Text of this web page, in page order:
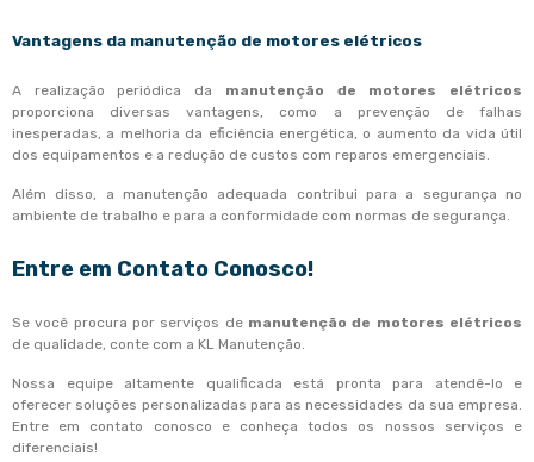
Vantagens da manutenção de motores elétricos
A realização periódica da manutenção de motores elétricos
proporciona diversas vantagens, como a prevenção de falhas
inesperadas, a melhoria da eficiência energética, o aumento da vida útil
dos equipamentos e a redução de custos com reparos emergenciais.
Além disso, a manutenção adequada contribui para a segurança no
ambiente de trabalho e para a conformidade com normas de segurança.
Entre em Contato Conosco!
Se você procura por serviços de manutenção de motores elétricos
de qualidade, conte com a KL Manutenção.
Nossa equipe altamente qualificada está pronta para atendê-lo e
oferecer soluções personalizadas para as necessidades da sua empresa.
Entre em contato conosco e conheça todos os nossos serviços e
diferenciais!